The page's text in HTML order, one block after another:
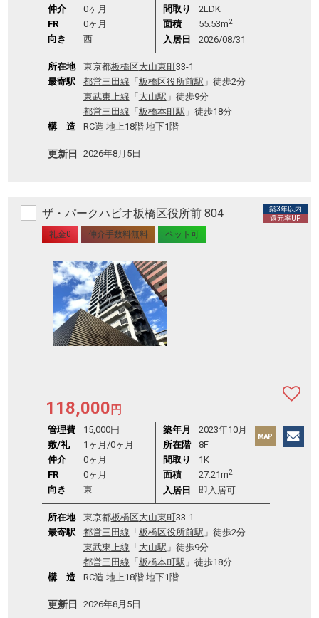
仲介
0ヶ月
FR
0ヶ月
向き
西
間取り
2LDK
面積
55.53m2
入居日 2026/08/31
所在地 東京都板橋区大山東町33-1
最寄駅
都営三田線 「 板橋区役所前駅 」徒歩2分
東武東上線 「 大山駅 」徒歩9分
都営三田線 「 板橋本町駅 」徒歩18分
構 造
RC造 地上18階 地下1階
更新日 2026年8月5日
ザ・パークハビオ板橋区役所前 804
築3年以内
還元率UP
礼金0 仲介手数料無料 ペット可
118,000 円
管理費
15,000円
敷/礼
1ヶ月 /0ヶ月
仲介
0ヶ月
FR
0ヶ月
向き
東
築年月
2023年10月
所在階
8F
間取り
1K
面積
27.21m2
入居日 即入居可
所在地 東京都板橋区大山東町33-1
最寄駅
都営三田線 「 板橋区役所前駅 」徒歩2分
東武東上線 「 大山駅 」徒歩9分
都営三田線 「 板橋本町駅 」徒歩18分
構 造
RC造 地上18階 地下1階
更新日 2026年8月5日